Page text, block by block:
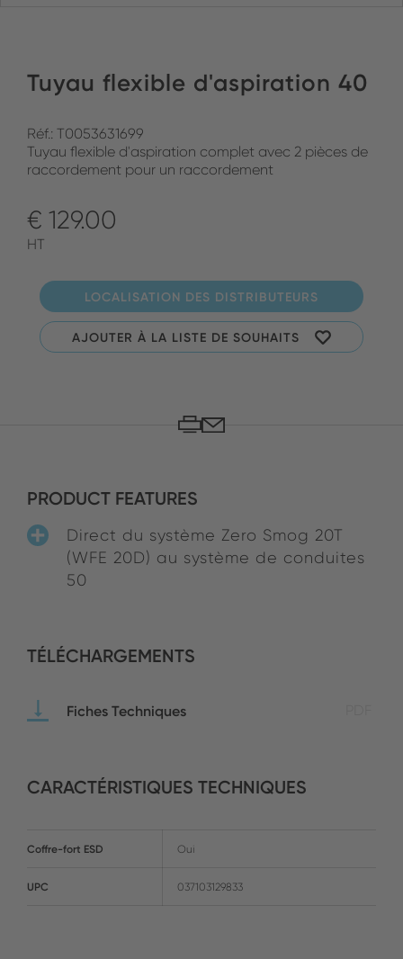
Tuyau flexible d'aspiration 40
Réf.: T0053631699
Tuyau flexible d'aspiration complet avec 2 pièces de
raccordement pour un raccordement
€ 129.00
HT
LOCALISATION DES DISTRIBUTEURS
AJOUTER À LA LISTE DE SOUHAITS
PRODUCT FEATURES
Direct du système Zero Smog 20T
(WFE 20D) au système de conduites
50
TÉLÉCHARGEMENTS
Fiches Techniques
CARACTÉRISTIQUES TECHNIQUES
Coffre-fort ESD Oui
UPC 037103129833